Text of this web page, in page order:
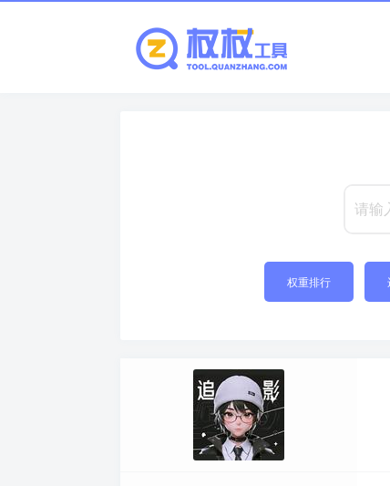
权重排行